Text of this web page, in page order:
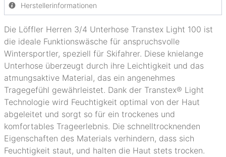
Herstellerinformationen
Die Löffler Herren 3/4 Unterhose Transtex Light 100 ist
die ideale Funktionswäsche für anspruchsvolle
Wintersportler, speziell für Skifahrer. Diese knielange
Unterhose überzeugt durch ihre Leichtigkeit und das
atmungsaktive Material, das ein angenehmes
Tragegefühl gewährleistet. Dank der Transtex® Light
Technologie wird Feuchtigkeit optimal von der Haut
abgeleitet und sorgt so für ein trockenes und
komfortables Trageerlebnis. Die schnelltrocknenden
Eigenschaften des Materials verhindern, dass sich
Feuchtigkeit staut, und halten die Haut stets trocken.